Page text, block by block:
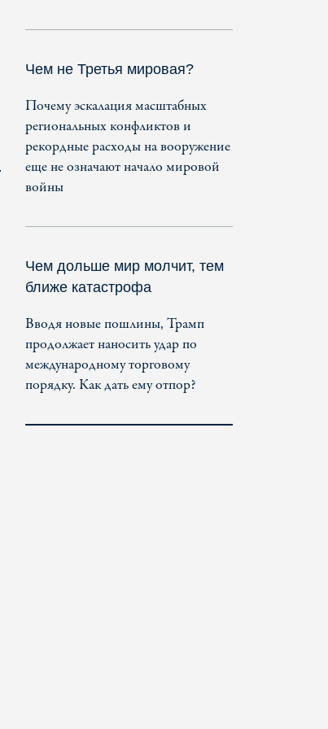
Чем не Третья мировая?
Почему эскалация масштабных
региональных конфликтов и
рекордные расходы на вооружение
еще не означают начало мировой
войны
Чем дольше мир молчит, тем
ближе катастрофа
Вводя новые пошлины, Трамп
продолжает наносить удар по
международному торговому
порядку. Как дать ему отпор?